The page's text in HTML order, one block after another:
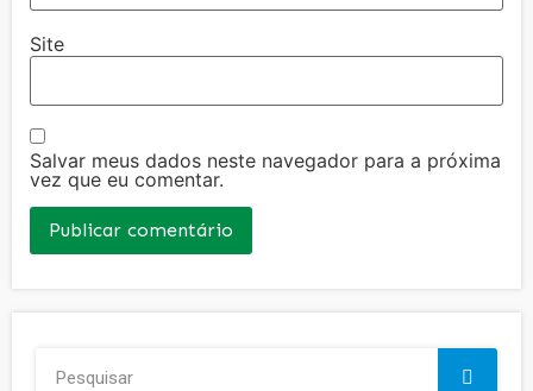
Site
Salvar meus dados neste navegador para a próxima
vez que eu comentar.